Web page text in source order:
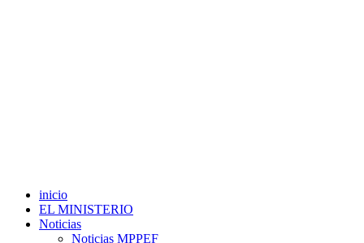
inicio
EL MINISTERIO
Noticias
Noticias MPPEF